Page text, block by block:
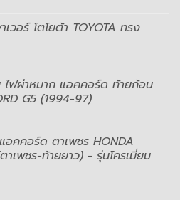
เวอร์ โตโยต้า TOYOTA ทรง
ไฟผ่าหมาก แอคคอร์ด ท้ายก้อน
G5 (1994-97)
อคคอร์ด ตาเพชร HONDA
าเพชร-ท้ายยาว) - รุ่นโครเมี่ยม